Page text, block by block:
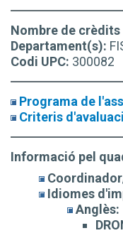
Nombre de crèdits
Departament(s):
Codi UPC: 300082
Programa de
Criteris
Informació pel
Idiomes
Anglès: